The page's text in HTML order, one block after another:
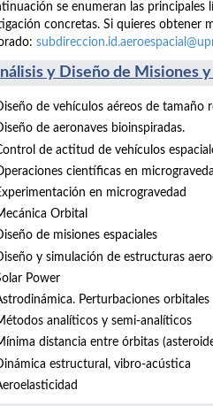
se enumeran las principales
concretas. Si quieres obtener
y Diseño de Misiones
de vehículos aéreos de tamaño
de aeronaves bioinspiradas.
de actitud de vehículos
científicas en
en microgravedad
Orbital
de misiones espaciales
y simulación de estructuras
Power
Perturbaciones orbitales
analíticos y semi-analíticos
distancia entre órbitas
estructural, vibro-acústica